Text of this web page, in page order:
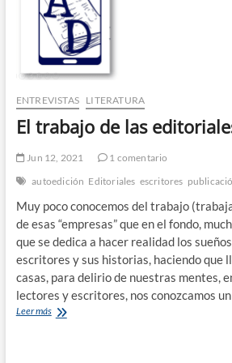
ENTREVISTAS LITERATURA
El trabajo de las
Jun 12, 2021
1 comentario
autoedición Editoriales escritores
Muy poco conocemos del trabajo
de esas “empresas” que en el fondo,
que se dedica a hacer realidad los
escritores y sus historias, haciendo que
casas, para delirio de nuestras mentes,
lectores y escritores, nos conozcamos
Leer másEl